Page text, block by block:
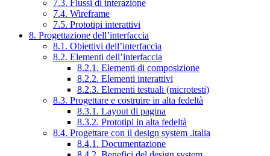
7.3. Flussi di interazione
7.4. Wireframe
7.5. Prototipi interattivi
8. Progettazione dell’interfaccia
8.1. Obiettivi dell’interfaccia
8.2. Elementi dell’interfaccia
8.2.1. Elementi di composizione
8.2.2. Elementi interattivi
8.2.3. Elementi testuali (microtesti)
8.3. Progettare e costruire in alta fedeltà
8.3.1. Layout di pagina
8.3.2. Prototipi in alta fedeltà
8.4. Progettare con il design system .italia
8.4.1. Documentazione